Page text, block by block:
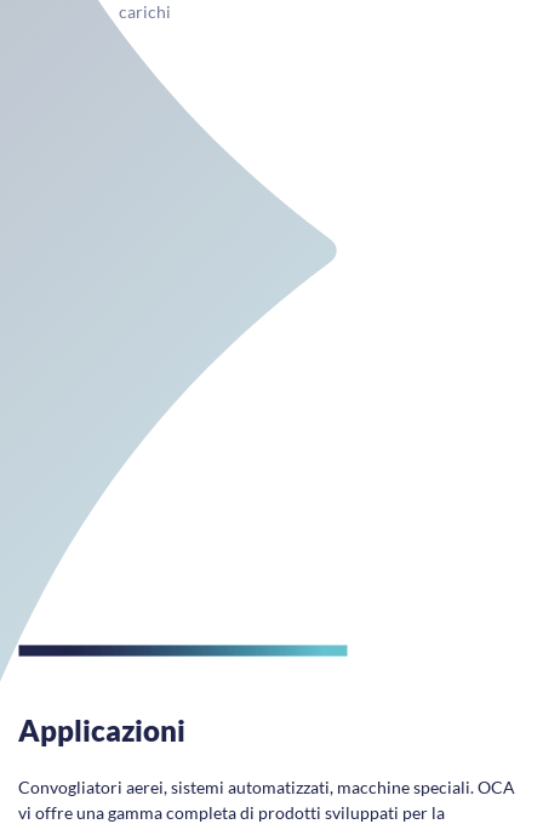
carichi
Applicazioni
Convogliatori aerei, sistemi automatizzati, macchine speciali. OCA
vi offre una gamma completa di prodotti sviluppati per la